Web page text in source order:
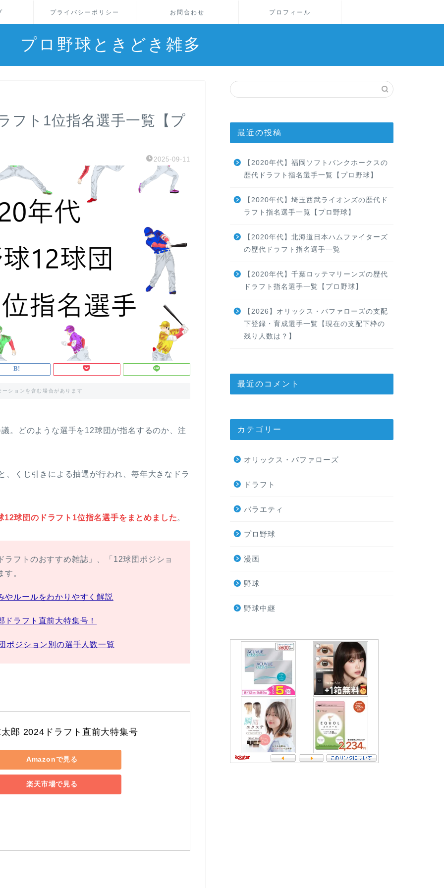
プライバシーポリシー お問合わせ プロフィール
プロ野球ときどき雑多
フト1位指名選手一覧【プ
2025-09-11
ーションを含む場合があります
。どのような選手を12球団が指名するのか、注
、くじ引きによる抽選が行われ、毎年大きなドラ
12球団のドラフト1位指名選手をまとめました。
フトのおすすめ雑誌」、「12球団ポジショ
。
やルールをわかりやすく解説
ラフト直前大特集号！
ポジション別の選手人数一覧
郎 2024ドラフト直前大特集号
Amazonで見る
楽天市場で見る
最近の投稿
【2020年代】福岡ソフトバンクホークスの
歴代ドラフト指名選手一覧【プロ野球】
【2020年代】埼玉西武ライオンズの歴代ド
ラフト指名選手一覧【プロ野球】
【2020年代】北海道日本ハムファイターズ
の歴代ドラフト指名選手一覧
【2020年代】千葉ロッテマリーンズの歴代
ドラフト指名選手一覧【プロ野球】
【2026】オリックス・バファローズの支配
下登録・育成選手一覧【現在の支配下枠の
残り人数は？】
最近のコメント
カテゴリー
オリックス・バファローズ
ドラフト
バラエティ
プロ野球
漫画
野球
野球中継